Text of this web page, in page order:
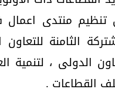
تنظيم منتدى اعمال
الثامنة
الدولى ، لتنمية
القطاعات .